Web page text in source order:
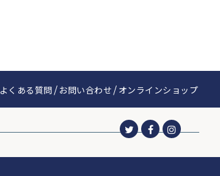
よくある質問 お問い合わせ オンラインショップ